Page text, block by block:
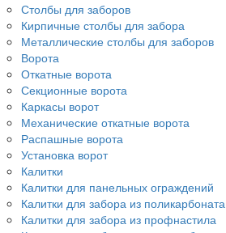
Столбы для заборов
Кирпичные столбы для забора
Металлические столбы для заборов
Ворота
Откатные ворота
Секционные ворота
Каркасы ворот
Механические откатные ворота
Распашные ворота
Установка ворот
Калитки
Калитки для панельных ограждений
Калитки для забора из поликарбоната
Калитки для забора из профнастила